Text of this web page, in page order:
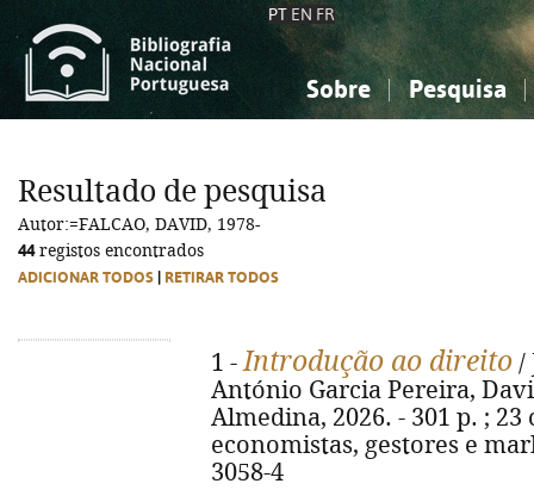
PT EN FR
Sobre Pesquisa
Ciências sociais...
Ciências sociais...
Resultado de pesquisa
Autor:=FALCAO, DAVID, 1978-
44registos encontrados
ADICIONAR TODOS RETIRAR TODOS
1 -Introdução ao direito /
António Garcia Pereira,
Almedina, 2026. - 301 p. ;
economistas, gestores e
3058-4